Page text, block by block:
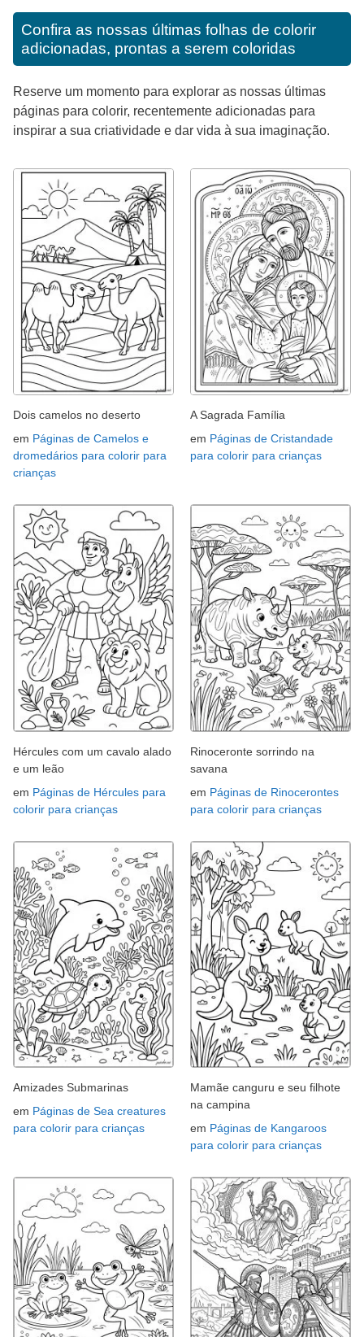
Confira as nossas últimas folhas de colorir
adicionadas, prontas a serem coloridas
Reserve um momento para explorar as nossas últimas
páginas para colorir, recentemente adicionadas para
inspirar a sua criatividade e dar vida à sua imaginação.
Dois camelos no deserto
em Páginas de Camelos e
dromedários para colorir para
crianças
A Sagrada Família
em Páginas de Cristandade
para colorir para crianças
Hércules com um cavalo alado
e um leão
em Páginas de Hércules para
colorir para crianças
Rinoceronte sorrindo na
savana
em Páginas de Rinocerontes
para colorir para crianças
Amizades Submarinas
em Páginas de Sea creatures
para colorir para crianças
Mamãe canguru e seu filhote
na campina
em Páginas de Kangaroos
para colorir para crianças